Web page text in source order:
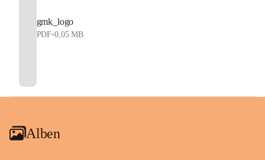
gmk_logo
PDF•0,05 MB
Alben